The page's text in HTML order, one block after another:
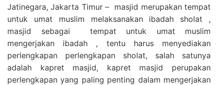
Jatinegara, Jakarta Timur – masjid merupakan tempat
untuk umat muslim melaksanakan ibadah sholat ,
masjid sebagai tempat untuk umat muslim
mengerjakan ibadah , tentu harus menyediakan
perlengkapan perlengkapan sholat, salah satunya
adalah kapret masjid, kapret masjid perupakan
perlengkapan yang paling penting dalam mengerjakan